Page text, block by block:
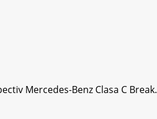
Mercedes-Benz Clasa C Break.